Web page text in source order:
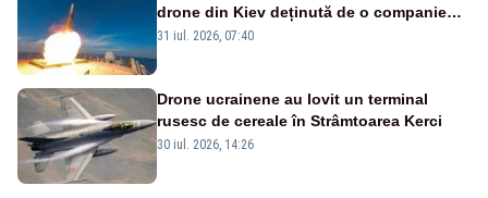
drone din Kiev deținută de o companie
americană, distrusă de o rachetă
31 iul. 2026, 07:40
Drone ucrainene au lovit un terminal
rusesc de cereale în Strâmtoarea Kerci
30 iul. 2026, 14:26